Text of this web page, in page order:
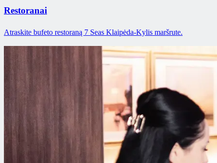
Restoranai
Atraskite bufeto restoraną 7 Seas Klaipėda-Kylis maršrute.